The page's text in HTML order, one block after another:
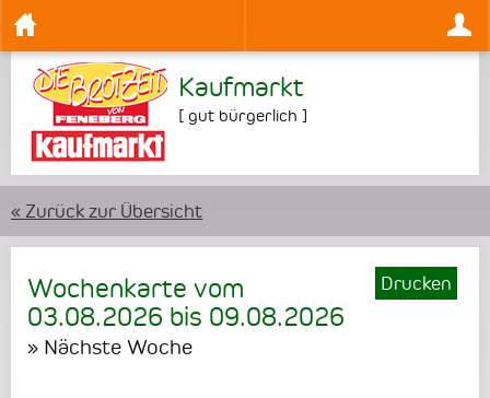
Kaufmarkt
[ gut bürgerlich ]
« Zurück zur Übersicht
Drucken
Wochenkarte vom
03.08.2026 bis 09.08.2026
» Nächste Woche